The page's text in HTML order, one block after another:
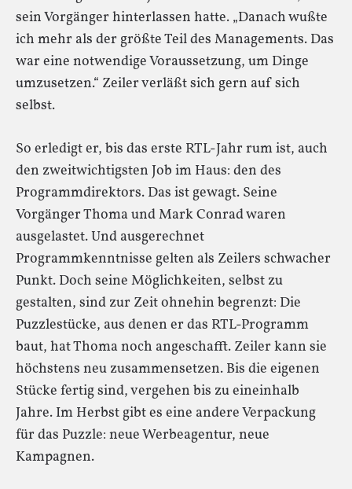
sein Vorgänger hinterlassen hatte. „Danach wußte
ich mehr als der größte Teil des Managements. Das
war eine notwendige Voraussetzung, um Dinge
umzusetzen.“ Zeiler verläßt sich gern auf sich
selbst.
So erledigt er, bis das erste RTL-Jahr rum ist, auch
den zweitwichtigsten Job im Haus: den des
Programmdirektors. Das ist gewagt. Seine
Vorgänger Thoma und Mark Conrad waren
ausgelastet. Und ausgerechnet
Programmkenntnisse gelten als Zeilers schwacher
Punkt. Doch seine Möglichkeiten, selbst zu
gestalten, sind zur Zeit ohnehin begrenzt: Die
Puzzlestücke, aus denen er das RTL-Programm
baut, hat Thoma noch angeschafft. Zeiler kann sie
höchstens neu zusammensetzen. Bis die eigenen
Stücke fertig sind, vergehen bis zu eineinhalb
Jahre. Im Herbst gibt es eine andere Verpackung
für das Puzzle: neue Werbeagentur, neue
Kampagnen.